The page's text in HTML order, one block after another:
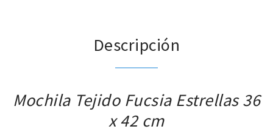
Descripción
Mochila Tejido Fucsia Estrellas 36
x 42 cm